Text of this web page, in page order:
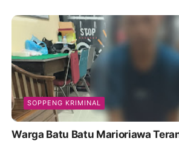
SOPPENG KRIMINAL
Warga Batu Batu Marioriawa